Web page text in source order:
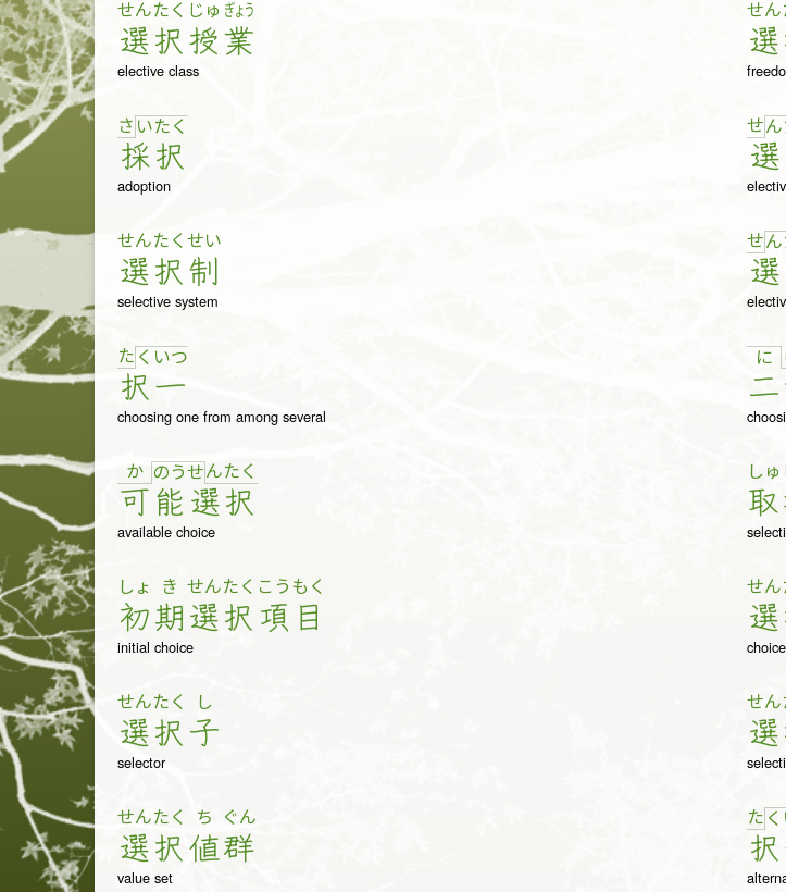
せん
選
たく
択
じゅ
授
ぎょう
業
elective class
せん
選
さ い
採
た く
択
adoption
せん
選
せん
選
たく
択
せい
制
selective system
せん
選
た く
択
いつ
一
choosing one from among several
に
二
か
可
の う
能
せん
選
た く
択
available choice
しゅ
取
しょ
初
き
期
せん
選
たく
択
こう
項
もく
目
initial choice
せん
選
choice
せん
選
たく
択
し
子
selector
せん
選
せん
選
たく
択
ち
値
ぐん
群
value set
た く
択